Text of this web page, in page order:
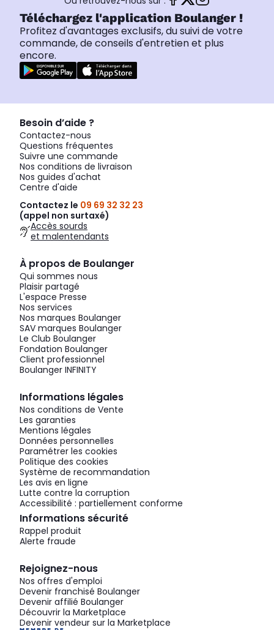
Téléchargez l'application Boulanger !
Profitez d'avantages exclusifs, du suivi de votre
commande, de conseils d'entretien et plus
encore.
Besoin d’aide ?
Contactez-nous
Questions fréquentes
Suivre une commande
Nos conditions de livraison
Nos guides d'achat
Centre d'aide
Contactez le 09 69 32 32 23
(appel non surtaxé)
Accès sourds
et malentendants
À propos de Boulanger
Qui sommes nous
Plaisir partagé
L'espace Presse
Nos services
Nos marques Boulanger
SAV marques Boulanger
Le Club Boulanger
Fondation Boulanger
Client professionnel
Boulanger INFINITY
Informations légales
Nos conditions de Vente
Les garanties
Mentions légales
Données personnelles
Paramétrer les cookies
Politique des cookies
Système de recommandation
Les avis en ligne
Lutte contre la corruption
Accessibilité : partiellement conforme
Informations sécurité
Rappel produit
Alerte fraude
Rejoignez-nous
Nos offres d'emploi
Devenir franchisé Boulanger
Devenir affilié Boulanger
Découvrir la Marketplace
Devenir vendeur sur la Marketplace